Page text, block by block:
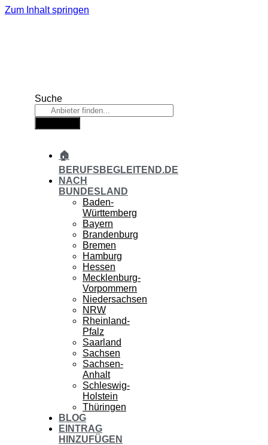
Zum Inhalt springen
Suche
🏠
BERUFSBEGLEITEND.DE
NACH
BUNDESLAND
Baden-
Württemberg
Bayern
Brandenburg
Bremen
Hamburg
Hessen
Mecklenburg-
Vorpommern
Niedersachsen
NRW
Rheinland-
Pfalz
Saarland
Sachsen
Sachsen-
Anhalt
Schleswig-
Holstein
Thüringen
BLOG
EINTRAG
HINZUFÜGEN